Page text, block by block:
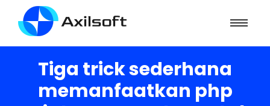
Tiga trick sederhana
memanfaatkan php